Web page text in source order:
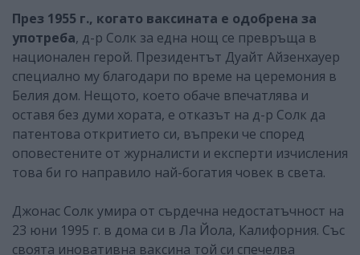
През 1955 г., когато ваксината е одобрена за
употреба, д-р Солк за една нощ се превръща в
национален герой. Президентът Дуайт Айзенхауер
специално му благодари по време на церемония в
Белия дом. Нещото, което обаче впечатлява и
оставя без думи хората, е отказът на д-р Солк да
патентова откритието си, въпреки че според
оповестените от журналисти и експерти изчисления
това би го направило най-богатия човек в света.
Джонас Солк умира от сърдечна недостатъчност на
23 юни 1995 г. в дома си в Ла Йола, Калифорния. Със
своята иновативна ваксина той си спечелва